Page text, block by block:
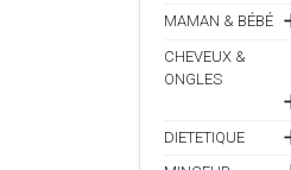
MAMAN & BÉBÉ
CHEVEUX &
ONGLES
DIETETIQUE